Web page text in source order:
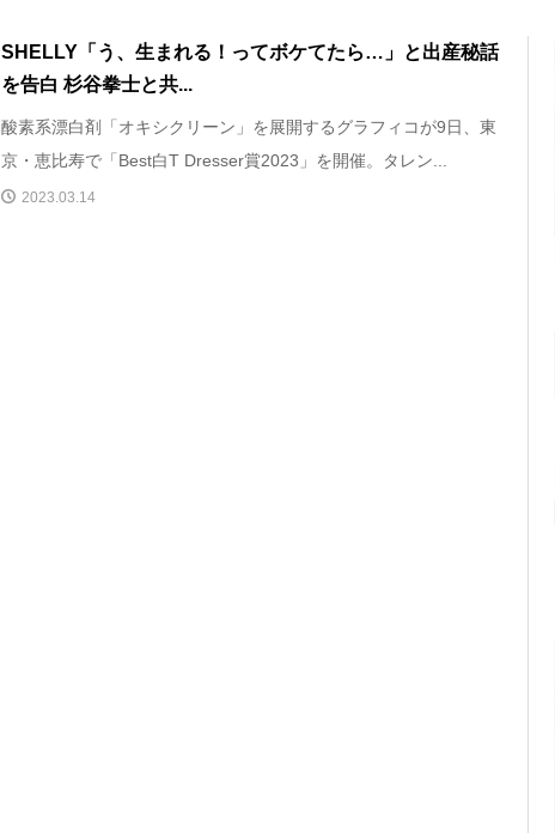
SHELLY「う、生まれる！ってボケてたら…」と出産秘話
を告白 杉谷拳士と共...
酸素系漂白剤「オキシクリーン」を展開するグラフィコが9日、東
京・恵比寿で「Best白T Dresser賞2023」を開催。タレン...
2023.03.14